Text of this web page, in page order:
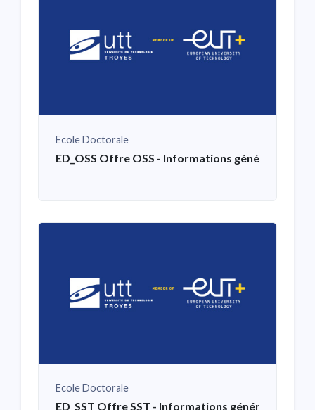
Ecole Doctorale
ED_OSS Offre OSS - Informations générales
Ecole Doctorale
ED_SST Offre SST - Informations générales